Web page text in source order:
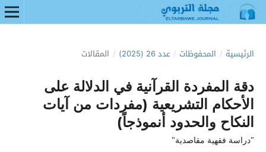
الرئيسية / المحفوظات / عدد 26 (2025) / المقالات
دقة المفردة القرآنية في الدلالة على
الأحكام التشريعية (مفردات من آيات
النكاح والحدود أنموذجاً)
"دراسة فقهية مقاصدية"